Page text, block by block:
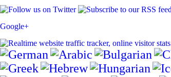
Google+